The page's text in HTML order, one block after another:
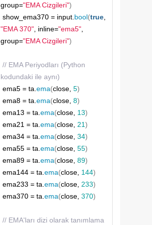
group="EMA Cizgileri")
show_ema370 = input.bool(true
"EMA 370", inline="ema5",
group="EMA Cizgileri")
// EMA Periyodları (Python
kodundaki ile aynı)
ema5 = ta.ema(close, 5)
ema8 = ta.ema(close, 8)
ema13 = ta.ema(close, 13)
ema21 = ta.ema(close, 21)
ema34 = ta.ema(close, 34)
ema55 = ta.ema(close, 55)
ema89 = ta.ema(close, 89)
ema144 = ta.ema(close, 144)
ema233 = ta.ema(close, 233)
ema370 = ta.ema(close, 370)
// EMA'ları dizi olarak tanımlama